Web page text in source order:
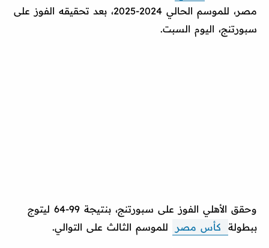
مصر، للموسم الحالي 2024-2025، بعد تحقيقه الفوز على
سبورتنج، اليوم السبت.
وحقق الأهلي الفوز على سبورتنج، بنتيجة 99-64 ليتوج
ببطولة
كأس مصر للموسم الثالث على التوالي.